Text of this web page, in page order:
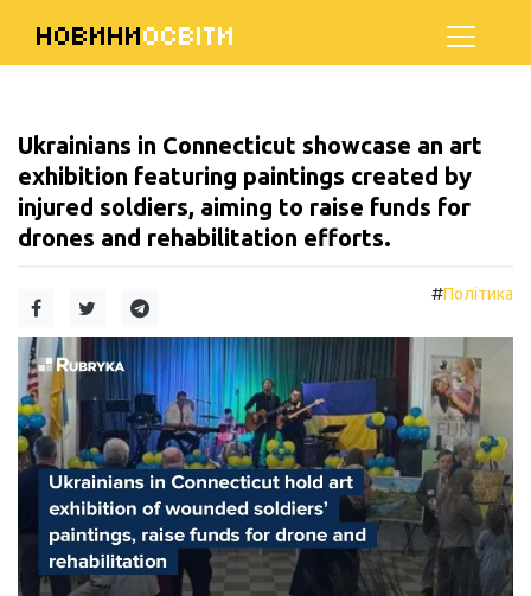
НОВИНИОСВІТИ
Ukrainians in Connecticut showcase an art
exhibition featuring paintings created by
injured soldiers, aiming to raise funds for
drones and rehabilitation efforts.
#Політика